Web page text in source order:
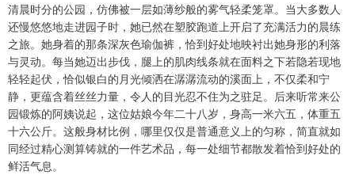
清晨时分的公园，仿佛被一层如薄纱般的雾气轻柔笼罩。当大多数人
还慢悠悠地走进园子时，她已然在塑胶跑道上开启了充满活力的晨练
之旅。她身着的那条深灰色瑜伽裤，恰到好处地映衬出她身形的利落
与灵动。每当她迈出步伐，腿上的肌肉线条就在面料之下若隐若现地
轻轻起伏，恰似银白的月光倾洒在潺潺流动的溪面上，不仅柔和宁
静，更蕴含着丝丝力量，令人的目光忍不住为之驻足。后来听常来公
园锻炼的阿姨说起，这位姑娘今年二十八岁，身高一米六五，体重五
十六公斤。这般身材比例，哪里仅仅是普通意义上的匀称，简直就如
同经过精心测算铸就的一件艺术品，每一处细节都散发着恰到好处的
鲜活气息。